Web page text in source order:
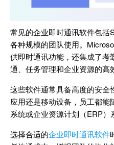
常见的企业即时通讯软件包括
各种规模的团队使用。
供即时通讯功能，还集成了
通、任务管理和企业资源的高
这些软件通常具备高度的安
应用还是移动设备，员工都
系统或企业资源计划（ERP
选择合适的企业即时通讯软件